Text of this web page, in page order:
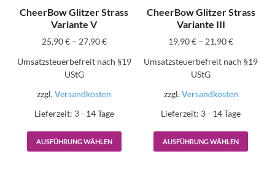
CheerBow Glitzer Strass
Variante V
25,90€– 27,90€
Umsatzsteuerbefreit nach §19
UStG
zzgl.Versandkosten
Lieferzeit: 3 - 14 Tage
AUSFÜHRUNG WÄHLEN
CheerBow Glitzer Strass
Variante III
19,90€ – 21,90€
Umsatzsteuerbefreit nach §19
UStG
zzgl.Versandkosten
Lieferzeit: 3 - 14 Tage
AUSFÜHRUNG WÄHLEN